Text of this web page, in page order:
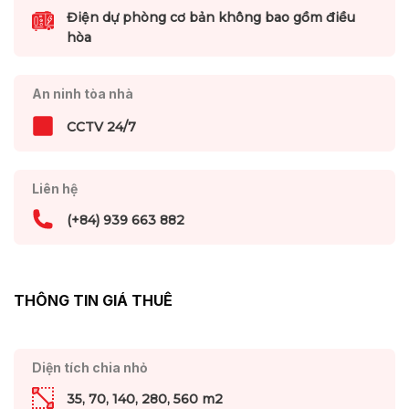
Điện dự phòng cơ bản không bao gồm điều
hòa
An ninh tòa nhà
CCTV 24/7
Liên hệ
(+84) 939 663 882
THÔNG TIN GIÁ THUÊ
Diện tích chia nhỏ
35, 70, 140, 280, 560 m2